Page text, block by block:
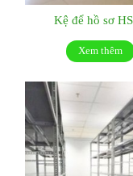
Kệ để hồ sơ
Xem thêm